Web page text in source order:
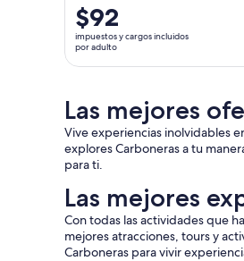
El
precio
es
de
por
adulto
$92
impuestos y cargos incluidos
por adulto
Las mejores
Vive experiencias inolvidables
explores Carboneras a tu
para ti.
Las mejores
Con todas las actividades que
mejores atracciones, tours y
Carboneras para vivir